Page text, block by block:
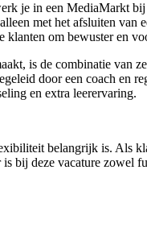
je in een MediaMarkt
met het afsluiten van
klanten om bewuster en
is de combinatie van
door een coach en
en extra leerervaring.
belangrijk is. Als
is bij deze vacature